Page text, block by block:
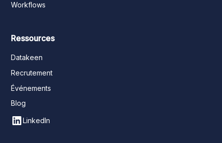
Workflows
Ressources
Datakeen
Recrutement
Événements
Blog
LinkedIn